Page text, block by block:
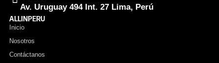
Av. Uruguay 494 Int. 27 Lima, Perú
ALLINPERU
Inicio
Nosotros
Contáctanos